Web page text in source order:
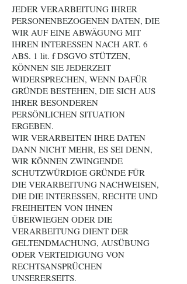
JEDER VERARBEITUNG IHRER
PERSONENBEZOGENEN DATEN, DIE
WIR AUF EINE ABWÄGUNG MIT
IHREN INTERESSEN NACH ART. 6
ABS. 1 lit. f DSGVO STÜTZEN,
KÖNNEN SIE JEDERZEIT
WIDERSPRECHEN, WENN DAFÜR
GRÜNDE BESTEHEN, DIE SICH AUS
IHRER BESONDEREN
PERSÖNLICHEN SITUATION
ERGEBEN.
WIR VERARBEITEN IHRE DATEN
DANN NICHT MEHR, ES SEI DENN,
WIR KÖNNEN ZWINGENDE
SCHUTZWÜRDIGE GRÜNDE FÜR
DIE VERARBEITUNG NACHWEISEN,
DIE DIE INTERESSEN, RECHTE UND
FREIHEITEN VON IHNEN
ÜBERWIEGEN ODER DIE
VERARBEITUNG DIENT DER
GELTENDMACHUNG, AUSÜBUNG
ODER VERTEIDIGUNG VON
RECHTSANSPRÜCHEN
UNSERERSEITS.